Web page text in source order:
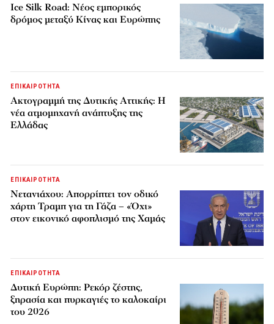
Ice Silk Road: Nέος εμπορικός
δρόμος μεταξύ Κίνας και Ευρώπης
ΕΠΙΚΑΙΡΟΤΗΤΑ
Ακτογραμμή της Δυτικής Αττικής: Η
νέα ατμομηχανή ανάπτυξης της
Ελλάδας
ΕΠΙΚΑΙΡΟΤΗΤΑ
Νετανιάχου: Απορρίπτει τον οδικό
χάρτη Τραμπ για τη Γάζα – «Όχι»
στον εικονικό αφοπλισμό της Χαμάς
ΕΠΙΚΑΙΡΟΤΗΤΑ
Δυτική Ευρώπη: Ρεκόρ ζέστης,
ξηρασία και πυρκαγιές το καλοκαίρι
του 2026